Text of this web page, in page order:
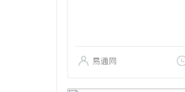
易通网